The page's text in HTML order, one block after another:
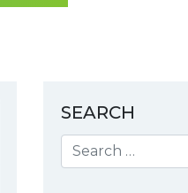
SEARCH